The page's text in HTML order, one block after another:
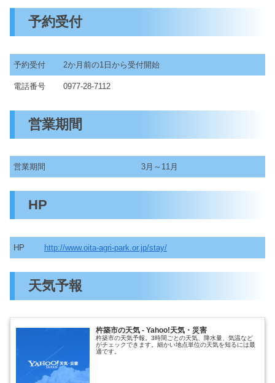
予約受付
予約受付 2か月前の1日から受付開始
電話番号 0977-28-7112
営業期間
営業期間 3月～11月
HP
HP http://www.oita-agri-park.or.jp/stay/
天気予報
杵築市の天気 - Yahoo!天気・災害
杵築市の天気予報。3時間ごとの天気、降水量、気温など
がチェックできます。細かい地点単位の天気を知るには最
適です。